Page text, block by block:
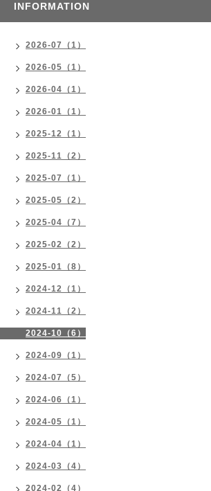
INFORMATION
2026-07（1）
2026-05（1）
2026-04（1）
2026-01（1）
2025-12（1）
2025-11（2）
2025-07（1）
2025-05（2）
2025-04（7）
2025-02（2）
2025-01（8）
2024-12（1）
2024-11（2）
2024-10（6）
2024-09（1）
2024-07（5）
2024-06（1）
2024-05（1）
2024-04（1）
2024-03（4）
2024-02（4）